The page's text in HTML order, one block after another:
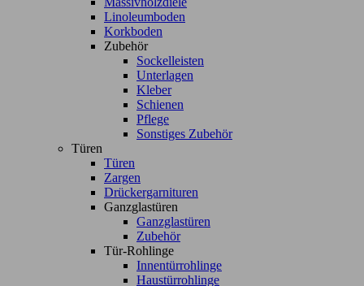
Linoleumboden
Korkboden
Zubehör
Sockelleisten
Unterlagen
Kleber
Schienen
Pflege
Sonstiges Zubehör
Türen
Türen
Zargen
Drückergarnituren
Ganzglastüren
Ganzglastüren
Zubehör
Tür-Rohlinge
Innentürrohlinge
Haustürrohlinge